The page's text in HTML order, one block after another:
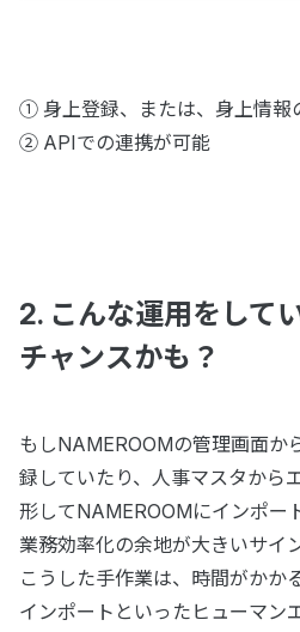
① 身上登録、または、身上情報
② APIでの連携が可能
2. こんな運用をして
チャンスかも？
もしNAMEROOMの管理画面か
録していたり、人事マスタから
形してNAMEROOMにインポー
業務効率化の余地が大きいサイン
こうした手作業は、時間がかか
インポートといったヒューマン